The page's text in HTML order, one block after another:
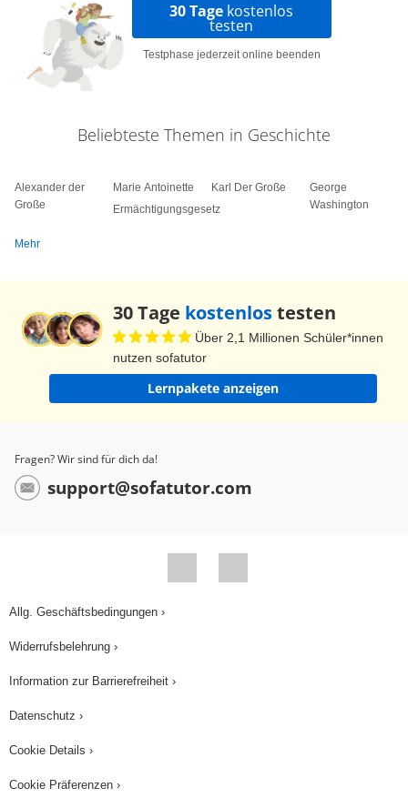
30 Tage kostenlos
testen
Testphase jederzeit online beenden
Beliebteste Themen in Geschichte
Alexander der
Große
Marie Antoinette
Ermächtigungsgesetz
Karl Der Große
George
Washington
Mehr
30 Tage kostenlostesten
Über 2,1 Millionen Schüler*innen
nutzen sofatutor
Lernpakete anzeigen
Fragen? Wir sind für dich da!
support@sofatutor.com
Allg. Geschäftsbedingungen ›
Widerrufsbelehrung ›
Information zur Barrierefreiheit ›
Datenschutz ›
Cookie Details ›
Cookie Präferenzen ›